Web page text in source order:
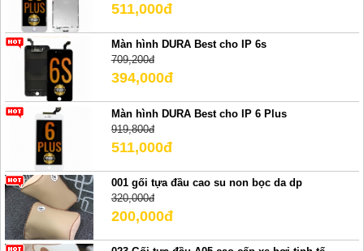
511,000đ
Màn hình DURA Best cho IP 6s
709,200đ
394,000đ
Màn hình DURA Best cho IP 6 Plus
919,800đ
511,000đ
001 gối tựa đầu cao su non bọc da dp
320,000đ
200,000đ